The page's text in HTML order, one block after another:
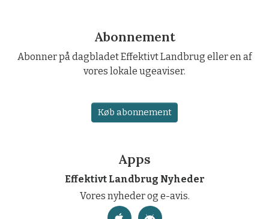
Abonnement
Abonner på dagbladet Effektivt Landbrug eller en af
vores lokale ugeaviser.
Køb abonnement
Apps
Effektivt Landbrug Nyheder
Vores nyheder og e-avis.